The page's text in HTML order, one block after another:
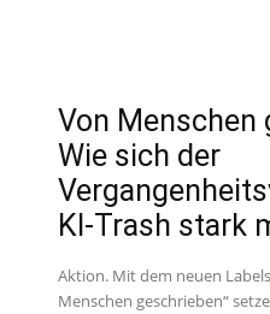
Von Menschen
Wie sich der
KI-Trash stark
Aktion. Mit dem neuen
Menschen geschrieben“